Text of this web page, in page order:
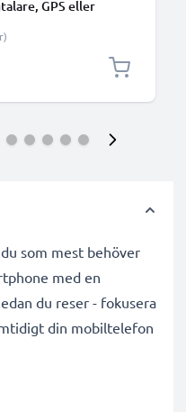
GPS eller
som mest behöver
med en
du reser - fokusera
din mobiltelefon